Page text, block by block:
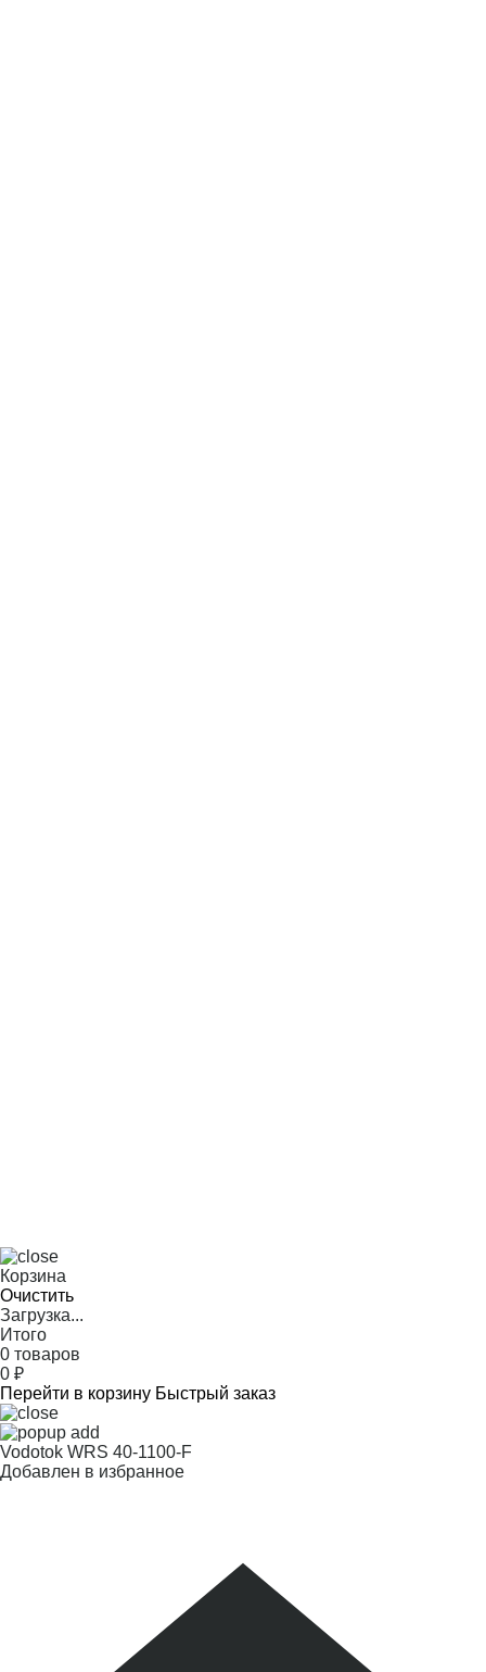
Корзина
Очистить
Загрузка...
Итого
0 товаров
0 ₽
Перейти в корзину Быстрый заказ
Vodotok WRS 40-1100-F
Добавлен в избранное